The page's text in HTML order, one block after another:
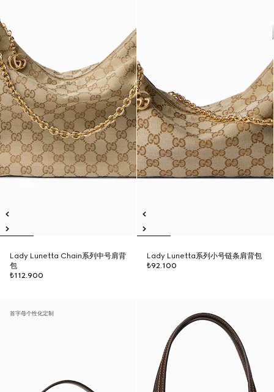
Lady Lunetta Chain系列中号肩背
包
₺112.900
Lady Lunetta系列小号链条肩背包
₺92.100
首字母个性化定制